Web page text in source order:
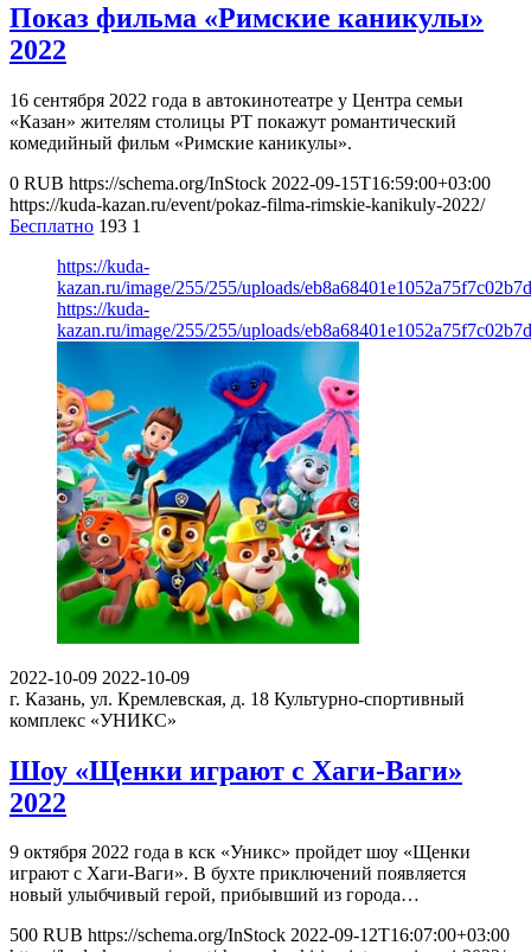
Показ фильма «Римские каникулы»
2022
16 сентября 2022 года в автокинотеатре у Центра семьи
«Казан» жителям столицы РТ покажут романтический
комедийный фильм «Римские каникулы».
0 RUB https://schema.org/InStock 2022-09-15T16:59:00+03:00
https://kuda-kazan.ru/event/pokaz-filma-rimskie-kanikuly-2022/
Бесплатно 193 1
https://kuda-
kazan.ru/image/255/255/uploads/
https://kuda-
kazan.ru/image/255/255/uploads/
2022-10-09 2022-10-09
г. Казань, ул. Кремлевская, д. 18 Культурно-спортивный
комплекс «УНИКС»
Шоу «Щенки играют с Хаги-Ваги»
2022
9 октября 2022 года в кск «Уникс» пройдет шоу «Щенки
играют с Хаги-Ваги». В бухте приключений появляется
новый улыбчивый герой, прибывший из города…
500 RUB https://schema.org/InStock 2022-09-12T16:07:00+03:00